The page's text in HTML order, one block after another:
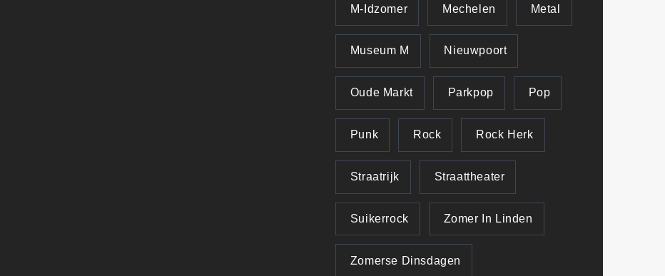
M-Idzomer Mechelen Metal
Museum M Nieuwpoort
Oude Markt Parkpop Pop
Punk Rock Rock Herk
Straatrijk Straattheater
Suikerrock Zomer In Linden
Zomerse Dinsdagen